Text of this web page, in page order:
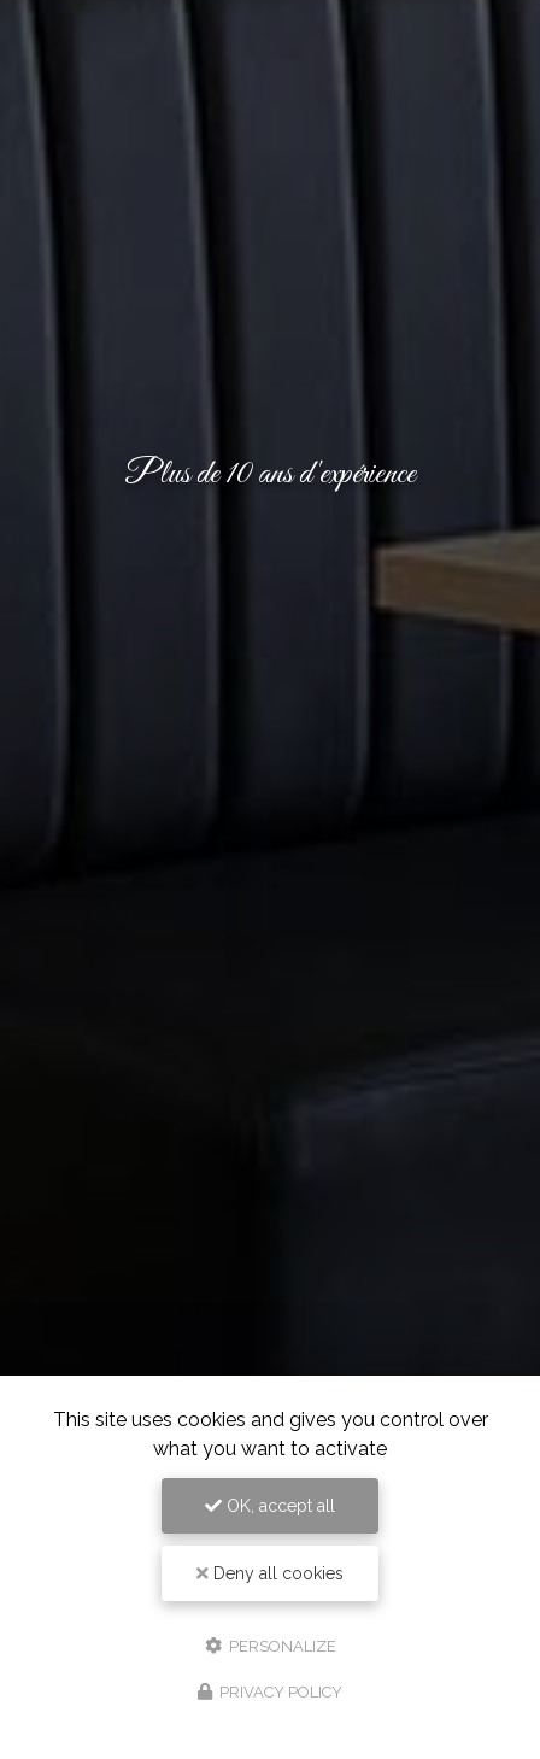
Plus de 10 ans d'expérience
This site uses cookies and gives you control over
what you want to activate
OK, accept all
Deny all cookies
PERSONALIZE
PRIVACY POLICY